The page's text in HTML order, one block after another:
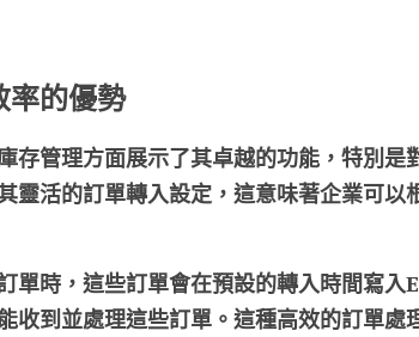
率的優勢
存管理方面展示了其卓越的功能，特別是
靈活的訂單轉入設定，這意味著企業可以
單時，這些訂單會在預設的轉入時間寫入
收到並處理這些訂單。這種高效的訂單處